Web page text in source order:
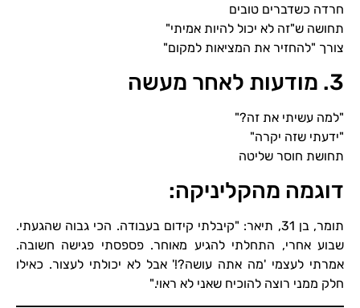
חרדה כשדברים טובים
תחושה ש"זה לא יכול להיות אמיתי"
צורך "להחזיר את המציאות למקום"
3. מודעות לאחר מעשה
"למה עשיתי את זה?"
"ידעתי שזה יקרה"
תחושת חוסר שליטה
דוגמה מהקליניקה:
תומר, בן 31, תיאר: "קיבלתי קידום בעבודה. הכי גבוה שהגעתי.
שבוע אחרי, התחלתי להגיע מאוחר. פספסתי פגישה חשובה.
אמרתי לעצמי 'מה אתה עושה?!' אבל לא יכולתי לעצור. כאילו
חלק ממני רוצה להוכיח שאני לא ראוי."